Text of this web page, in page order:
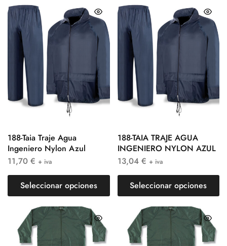
188-Taia Traje Agua
Ingeniero Nylon Azul
11,70 € + iva
Seleccionar opciones
188-TAIA TRAJE AGUA
INGENIERO NYLON AZUL
13,04 € + iva
Seleccionar opciones